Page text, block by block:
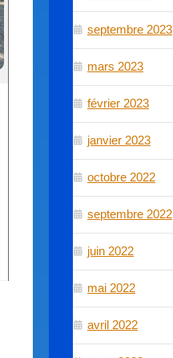
septembre 2023
mars 2023
février 2023
janvier 2023
octobre 2022
septembre 2022
juin 2022
mai 2022
avril 2022